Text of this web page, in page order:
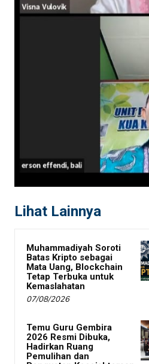
Lihat Lainnya
Muhammadiyah Soroti
Batas Kripto sebagai
Mata Uang, Blockchain
Tetap Terbuka untuk
Kemaslahatan
07/08/2026
Temu Guru Gembira
2026 Resmi Dibuka,
Hadirkan Ruang
Pemulihan dan